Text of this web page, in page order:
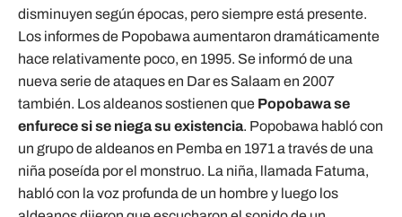
disminuyen según épocas, pero siempre está presente.
Los informes de Popobawa aumentaron dramáticamente
hace relativamente poco, en 1995. Se informó de una
nueva serie de ataques en Dar es Salaam en 2007
también. Los aldeanos sostienen que Popobawa se
enfurece si se niega su existencia. Popobawa habló con
un grupo de aldeanos en Pemba en 1971 a través de una
niña poseída por el monstruo. La niña, llamada Fatuma,
habló con la voz profunda de un hombre y luego los